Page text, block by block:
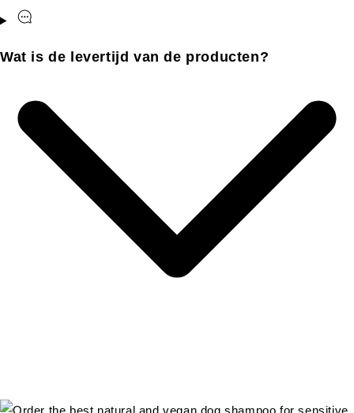
Wat is de levertijd van de producten?